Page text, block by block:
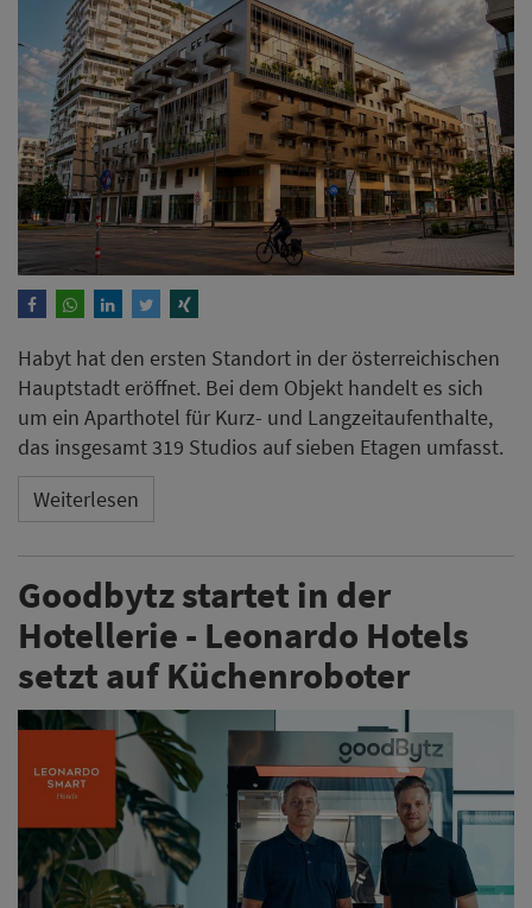
Habyt hat den ersten Standort in der österreichischen
Hauptstadt eröffnet. Bei dem Objekt handelt es sich
um ein Aparthotel für Kurz- und Langzeitaufenthalte,
das insgesamt 319 Studios auf sieben Etagen umfasst.
Weiterlesen
Goodbytz startet in der
Hotellerie - Leonardo Hotels
setzt auf Küchenroboter